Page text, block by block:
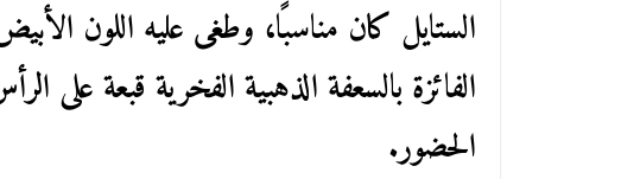
الستايل كان مناسبًا، وطغى عليه اللون
الفائزة بالسعفة الذهبية الفخرية قبعة على
الحضور.